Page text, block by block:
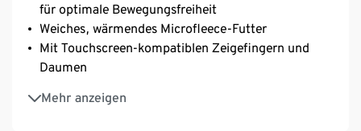
für optimale Bewegungsfreiheit
Weiches, wärmendes Microfleece-Futter
Mit Touchscreen-kompatiblen Zeigefingern und
Daumen
Mehr anzeigen
Handinnenflächen mit rutschhemmendem
Lederimitat-Besatz